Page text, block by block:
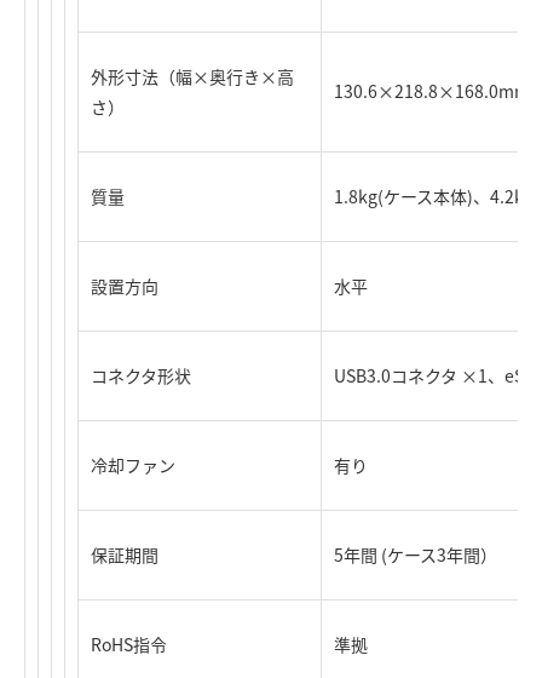
外形寸法（幅×奥行き×高
さ）
130.6×218.8×168.0mm
質量 1.8kg(ケース本体)、
設置方向 水平
コネクタ形状 USB3.0コネクタ ×1、
冷却ファン 有り
保証期間 5年間 (ケース3年間）
RoHS指令 準拠